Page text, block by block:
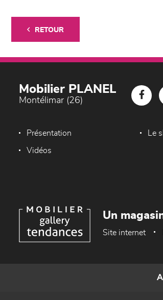
RETOUR
Mobilier PLANEL
Montélimar (26)
Présentation Le
Vidéos
Un
Site internet